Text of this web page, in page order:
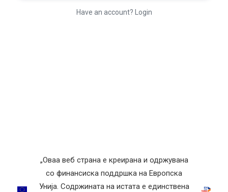
Have an account? Login
„Оваа веб страна е креирана и одржувана
со финансиска поддршка на Европска
Унија. Содржината на истата е единствена